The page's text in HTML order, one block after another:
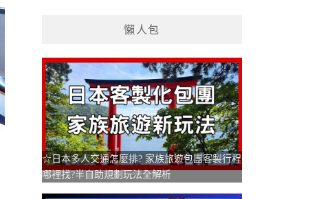
懶人包
☆日本多人交通怎麼排? 家族旅遊包團客製行程
哪裡找?半自助規劃玩法全解析